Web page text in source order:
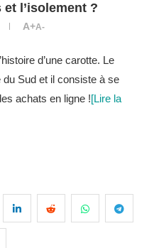
l’isolement ?
A+A-
d’une carotte. Le
Sud et il consiste à se
achats en ligne ![Lire la